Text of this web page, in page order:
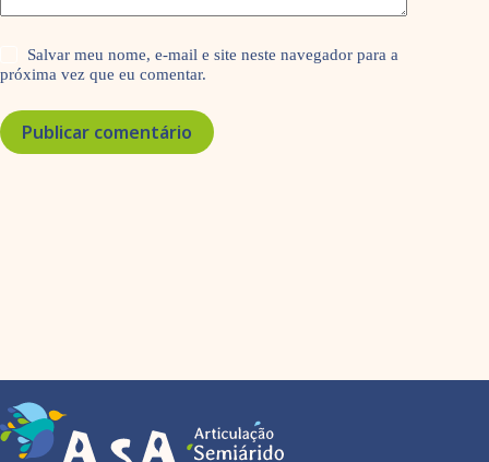
Salvar meu nome, e-mail e site neste navegador para a
próxima vez que eu comentar.
Publicar comentário